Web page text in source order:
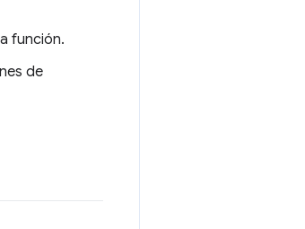
función.
de